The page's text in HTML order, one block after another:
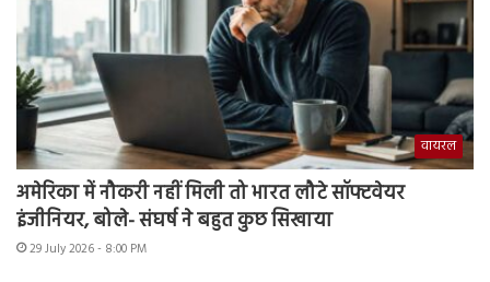
वायरल
अमेरिका में नौकरी नहीं मिली तो भारत लौटे सॉफ्टवेयर
इंजीनियर, बोले- संघर्ष ने बहुत कुछ सिखाया
29 July 2026 - 8:00 PM